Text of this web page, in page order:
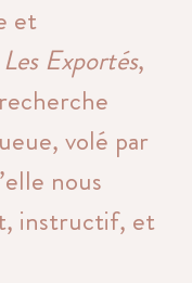
et
Les Exportés,
volé par
nous
instructif, et